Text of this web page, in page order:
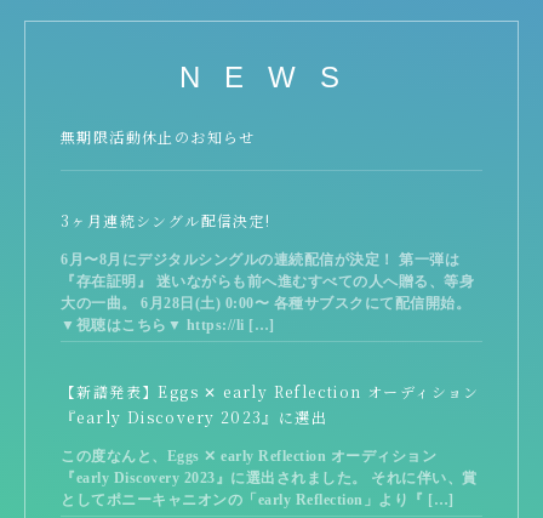
NEWS
無期限活動休止のお知らせ
3ヶ月連続シングル配信決定!
6月〜8月にデジタルシングルの連続配信が決定！ 第一弾は
『存在証明』 迷いながらも前へ進むすべての人へ贈る、等身
大の一曲。 6月28日(土) 0:00〜 各種サブスクにて配信開始。
▼視聴はこちら▼ https://li […]
【新譜発表】Eggs ✕ early Reflection オーディション
『early Discovery 2023』に選出
この度なんと、Eggs ✕ early Reflection オーディション
『early Discovery 2023』に選出されました。 それに伴い、賞
としてポニーキャニオンの「early Reflection」より『 […]